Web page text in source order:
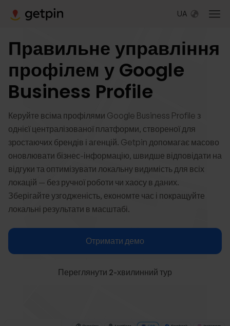
UA
Правильне управління
профілем у Google
Business Profile
Керуйте всіма профілями Google Business Profile з
однієї централізованої платформи, створеної для
зростаючих брендів і агенцій. Getpin допомагає масово
оновлювати бізнес-інформацію, швидше відповідати на
відгуки та оптимізувати локальну видимість для всіх
локацій — без ручної роботи чи хаосу в даних.
Зберігайте узгодженість, економте час і покращуйте
локальні результати в масштабі.
Отримати демо
Переглянути 2-хвилинний тур